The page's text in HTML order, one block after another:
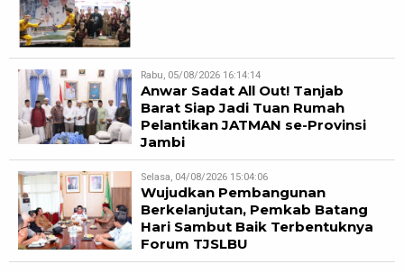
Rabu, 05/08/2026 16:14:14
Anwar Sadat All Out! Tanjab
Barat Siap Jadi Tuan Rumah
Pelantikan JATMAN se-Provinsi
Jambi
Selasa, 04/08/2026 15:04:06
Wujudkan Pembangunan
Berkelanjutan, Pemkab Batang
Hari Sambut Baik Terbentuknya
Forum TJSLBU